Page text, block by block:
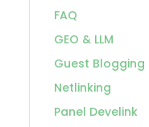
FAQ
GEO & LLM
Guest Blogging
Netlinking
Panel Develink